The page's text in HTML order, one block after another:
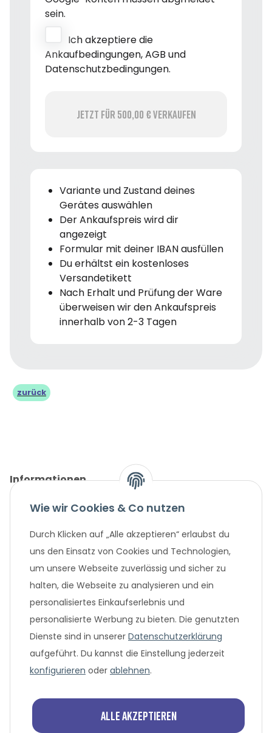
sein.
Ich akzeptiere die
Ankaufbedingungen, AGB und
Datenschutzbedingungen.
Jetzt für 500,00 € verkaufen
Variante und Zustand deines
Gerätes auswählen
Der Ankaufspreis wird dir
angezeigt
Formular mit deiner IBAN ausfüllen
Du erhältst ein kostenloses
Versandetikett
Nach Erhalt und Prüfung der Ware
überweisen wir den Ankaufspreis
innerhalb von 2-3 Tagen
zurück
Informationen
Gesetzliche Informationen
Unternehmen
Beliebte Angebote
* Alle Preisangaben in Euro, inklusive der gesetzlich geltenden
MwSt. und Versandkosten bei Überweisung oder 0%
Finanzierung. Versandkosten können bei anderen
Wie wir Cookies & Co nutzen
Durch Klicken auf „Alle akzeptieren“ erlaubst du
uns den Einsatz von Cookies und Technologien,
um unsere Webseite zuverlässig und sicher zu
halten, die Webseite zu analysieren und ein
personalisiertes Einkaufserlebnis und
personalisierte Werbung zu bieten. Die genutzten
Dienste sind in unserer Datenschutzerklärung
aufgeführt. Du kannst die Einstellung jederzeit
konfigurieren oder ablehnen.
Alle akzeptieren